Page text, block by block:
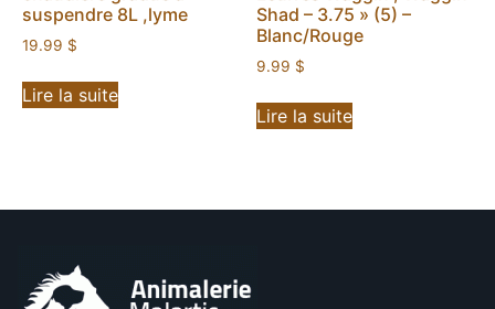
suspendre 8L ,lyme
19.99 $
Lire la suite
Shad – 3.75 » (5) –
Blanc/Rouge
9.99 $
Lire la suite